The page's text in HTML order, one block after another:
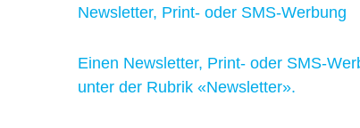
Newsletter, Print- oder SMS-Werbung
Einen Newsletter, Print- oder SMS-
unter der Rubrik «Newsletter».